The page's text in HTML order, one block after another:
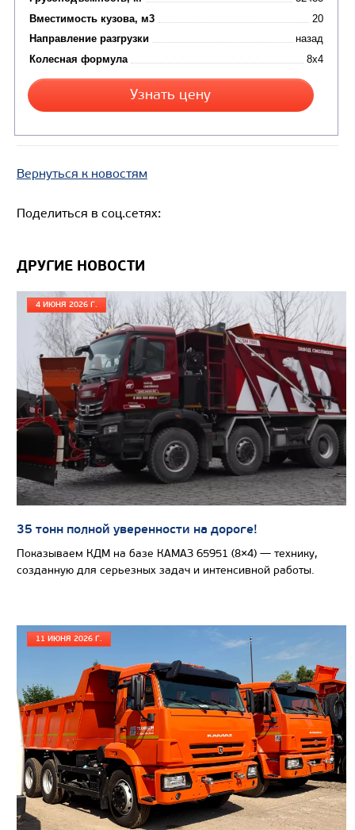
Цена по запросу
Производитель
Экологический класс
Грузоподъемность, кг
Вместимость кузова, м3
Направление разгрузки
Колесная формула
Узнать цену
САМОСВАЛ КАМАЗ-65801
Вернуться к новостям
Поделиться в соц.сетях:
ДРУГИЕ НОВОСТИ
4 ИЮНЯ 2026 Г.
35 тонн полной уверенности на дороге!
Показываем КДМ на базе КАМАЗ 65951 (8×4) — технику,
созданную для серьезных задач и интенсивной работы.
11 ИЮНЯ 2026 Г.